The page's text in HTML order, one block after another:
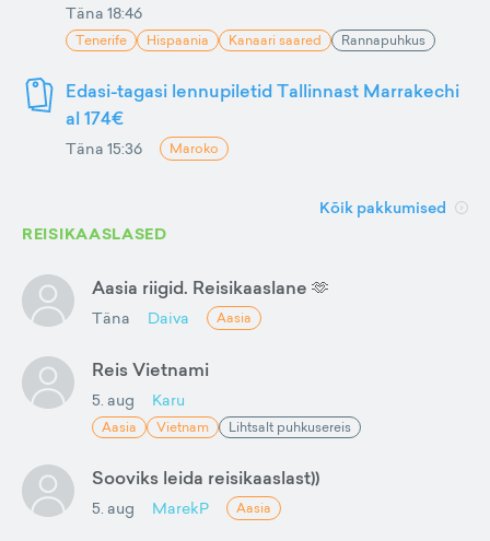
Täna 18:46
Tenerife Hispaania Kanaari saared Rannapuhkus
Edasi-tagasi lennupiletid Tallinnast Marrakechi
al 174€
Täna 15:36 Maroko
Kõik pakkumised
REISIKAASLASED
Aasia riigid. Reisikaaslane 🫶
Täna Daiva Aasia
Reis Vietnami
5. aug Karu
Aasia Vietnam Lihtsalt puhkusereis
Sooviks leida reisikaaslast))
5. aug MarekP Aasia